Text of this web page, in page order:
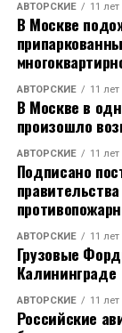
АВТОРСКИЕ 11
В Москве
АВТОРСКИЕ 11
В Москве в
произошло
АВТОРСКИЕ 11
Подписано
АВТОРСКИЕ 11
Грузовые
Калининграде
АВТОРСКИЕ 11
Российские